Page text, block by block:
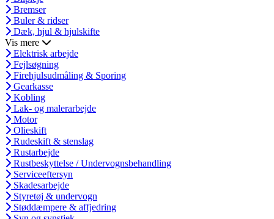
Bremser
Buler & ridser
Dæk, hjul & hjulskifte
Vis mere
Elektrisk arbejde
Fejlsøgning
Firehjulsudmåling & Sporing
Gearkasse
Kobling
Lak- og malerarbejde
Motor
Olieskift
Rudeskift & stenslag
Rustarbejde
Rustbeskyttelse / Undervognsbehandling
Serviceeftersyn
Skadesarbejde
Styretøj & undervogn
Støddæmpere & affjedring